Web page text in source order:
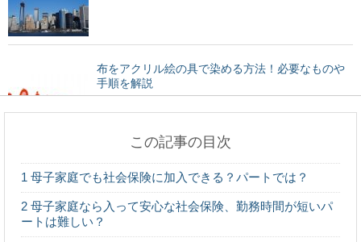
布をアクリル絵の具で染める方法！必要なものや
手順を解説
赤ちゃんがミルクから牛乳へ切り替えする時期や
この記事の目次
1 母子家庭でも社会保険に加入できる？パートでは？
2 母子家庭なら入って安心な社会保険、勤務時間が短いパ
ートは難しい？